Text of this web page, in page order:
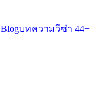
Blogบทความวีซ่า 44+